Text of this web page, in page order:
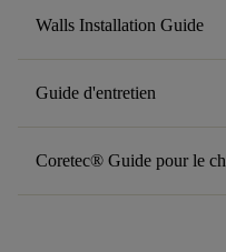
Walls Installation Guide
Guide d'entretien
Coretec® Guide pour le